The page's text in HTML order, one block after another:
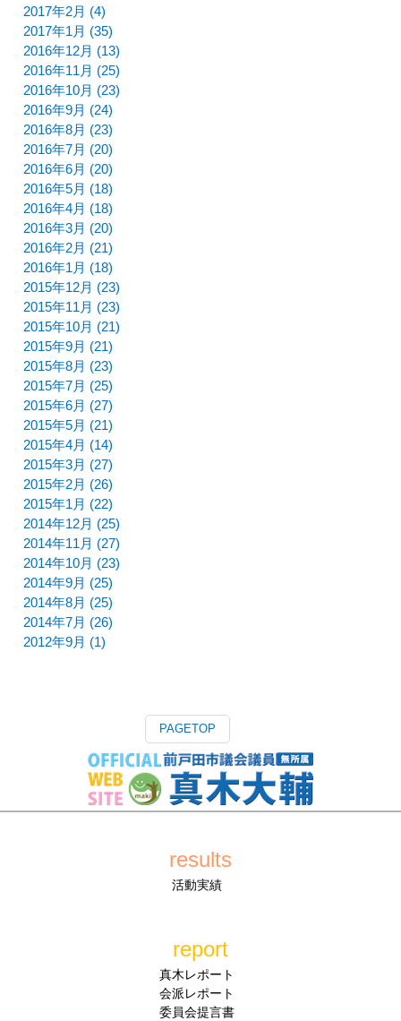
2017年2月 (4)
2017年1月 (35)
2016年12月 (13)
2016年11月 (25)
2016年10月 (23)
2016年9月 (24)
2016年8月 (23)
2016年7月 (20)
2016年6月 (20)
2016年5月 (18)
2016年4月 (18)
2016年3月 (20)
2016年2月 (21)
2016年1月 (18)
2015年12月 (23)
2015年11月 (23)
2015年10月 (21)
2015年9月 (21)
2015年8月 (23)
2015年7月 (25)
2015年6月 (27)
2015年5月 (21)
2015年4月 (14)
2015年3月 (27)
2015年2月 (26)
2015年1月 (22)
2014年12月 (25)
2014年11月 (27)
2014年10月 (23)
2014年9月 (25)
2014年8月 (25)
2014年7月 (26)
2012年9月 (1)
PAGETOP
results
活動実績
report
真木レポート
会派レポート
委員会提言書